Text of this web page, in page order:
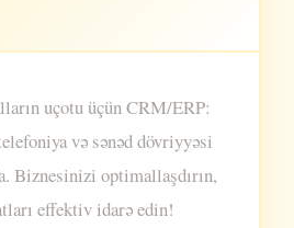
uçotu üçün CRM/ERP:
və sənəd dövriyyəsi
Biznesinizi optimallaşdırın,
effektiv idarə edin!